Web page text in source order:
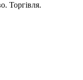
Торгівля.